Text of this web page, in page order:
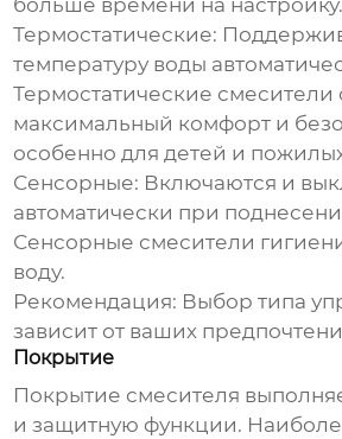
больше времени на настройку.
Термостатические:
температуру воды
Термостатические
максимальный комфорт и
особенно для детей и
Сенсорные: Включаются и
автоматически при
Сенсорные смесители
воду.
Рекомендация: Выбор типа
зависит от ваших
Покрытие
Покрытие смесителя
и защитную функции.